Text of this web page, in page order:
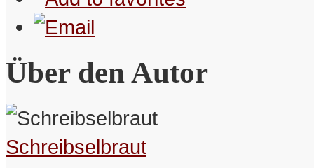
Über den Autor
Schreibselbraut